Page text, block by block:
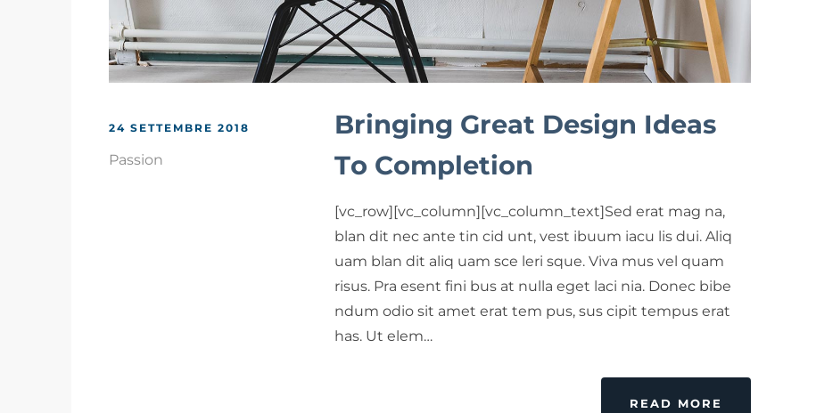
24 SETTEMBRE 2018
Passion
Bringing Great Design Ideas
To Completion
[vc_row][vc_column][vc_column_text]Sed erat mag na,
blan dit nec ante tin cid unt, vest ibuum iacu lis dui. Aliq
uam blan dit aliq uam sce leri sque. Viva mus vel quam
risus. Pra esent fini bus at nulla eget laci nia. Donec bibe
ndum odio sit amet erat tem pus, sus cipit tempus erat
has. Ut elem…
READ MORE